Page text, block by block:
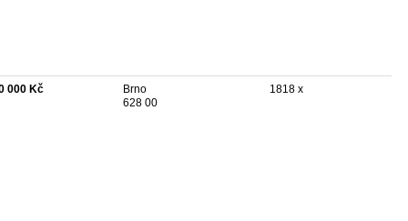
000 Kč
Brno
628 00
1818 x